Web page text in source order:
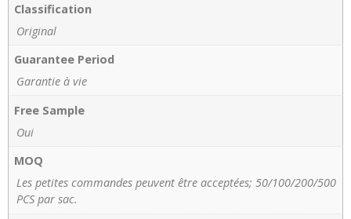
Classification
Original
Guarantee Period
Garantie à vie
Free Sample
Oui
MOQ
Les petites commandes peuvent être acceptées; 50/100/200/500
PCS par sac.